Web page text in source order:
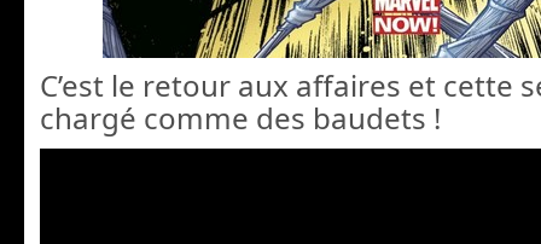
C’est le retour aux affaires et cette
chargé comme des baudets !